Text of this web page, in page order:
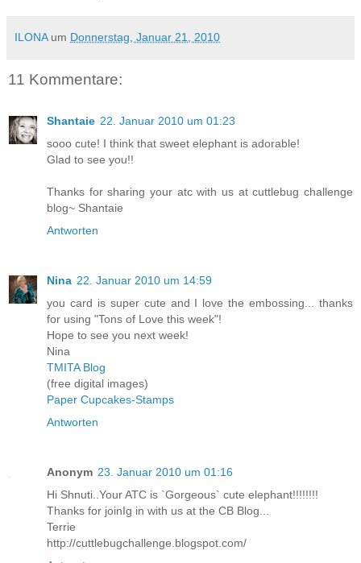
ILONA um Donnerstag, Januar 21, 2010
11 Kommentare:
Shantaie 22. Januar 2010 um 01:23
sooo cute! I think that sweet elephant is adorable!
Glad to see you!!
Thanks for sharing your atc with us at cuttlebug challenge
blog~ Shantaie
Antworten
Nina 22. Januar 2010 um 14:59
you card is super cute and I love the embossing... thanks
for using "Tons of Love this week"!
Hope to see you next week!
Nina
TMITA Blog
(free digital images)
Paper Cupcakes-Stamps
Antworten
Anonym 23. Januar 2010 um 01:16
Hi Shnuti..Your ATC is `Gorgeous` cute elephant!!!!!!!!
Thanks for joinIg in with us at the CB Blog...
Terrie
http://cuttlebugchallenge.blogspot.com/